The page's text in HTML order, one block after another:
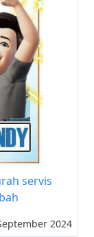
servis
2024